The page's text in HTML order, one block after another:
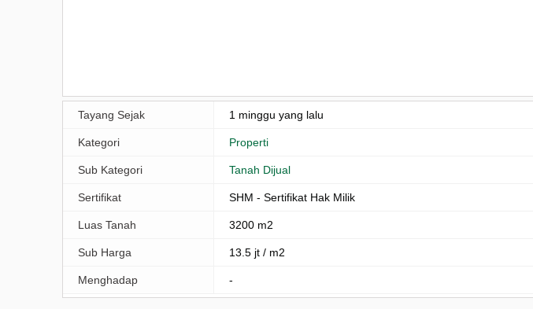
Tayang Sejak 1 minggu yang lalu
Kategori Properti
Sub Kategori Tanah Dijual
Sertifikat SHM - Sertifikat Hak Milik
Luas Tanah 3200 m2
Sub Harga 13.5 jt / m2
Menghadap -